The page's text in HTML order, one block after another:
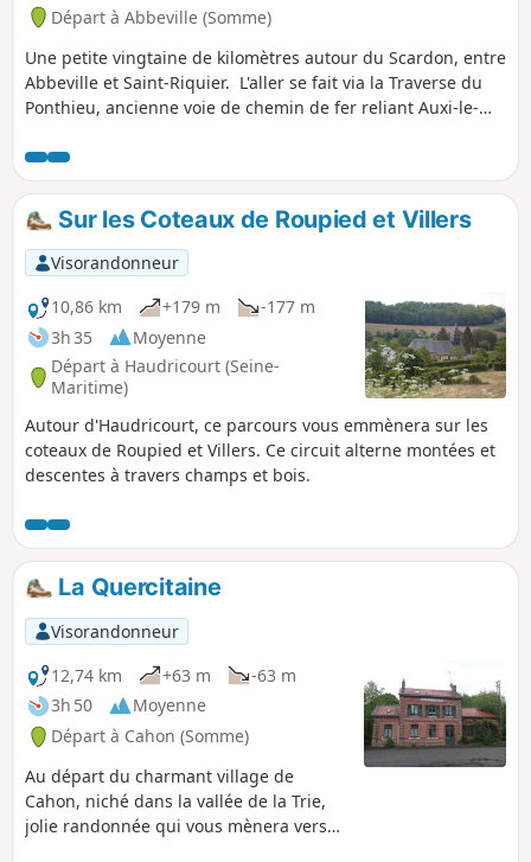
Départ à Abbeville (Somme)
Une petite vingtaine de kilomètres autour du Scardon, entre
Abbeville et Saint-Riquier. L'aller se fait via la Traverse du
Ponthieu, ancienne voie de chemin de fer reliant Auxi-le-
la vallée.
Sur les Coteaux de Roupied et Villers
Visorandonneur
10,86 km
+179 m
-177 m
3h 35
Moyenne
Départ à Haudricourt (Seine-
Maritime)
Autour d'Haudricourt, ce parcours vous emmènera sur les
coteaux de Roupied et Villers. Ce circuit alterne montées et
descentes à travers champs et bois.
La Quercitaine
Visorandonneur
12,74 km
+63 m
-63 m
3h 50
Moyenne
Départ à Cahon (Somme)
Au départ du charmant village de
Cahon, niché dans la vallée de la Trie,
jolie randonnée qui vous mènera vers